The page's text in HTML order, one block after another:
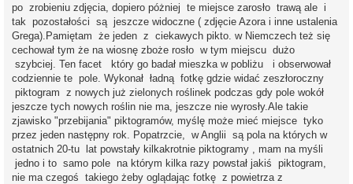
po zrobieniu zdjęcia, dopiero póżniej te miejsce zarosło trawą ale i
tak pozostałości są jeszcze widoczne ( zdjęcie Azora i inne ustalenia
Grega).Pamiętam że jeden z ciekawych pikto. w Niemczech też się
cechował tym że na wiosnę zboże rosło w tym miejscu dużo
szybciej. Ten facet który go badał mieszka w pobliżu i obserwował
codziennie te pole. Wykonał ładną fotkę gdzie widać zeszłoroczny
piktogram z nowych już zielonych roślinek podczas gdy pole wokół
jeszcze tych nowych roślin nie ma, jeszcze nie wyrosły.Ale takie
zjawisko "przebijania" piktogramów, myślę może mieć miejsce tyko
przez jeden następny rok. Popatrzcie, w Anglii są pola na których w
ostatnich 20-tu lat powstały kilkakrotnie piktogramy , mam na myśli
jedno i to samo pole na którym kilka razy powstał jakiś piktogram,
nie ma czegoś takiego żeby oglądając fotkę z powietrza z